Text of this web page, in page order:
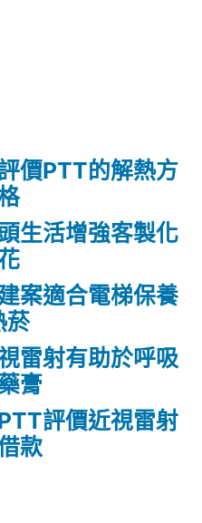
價PTT的解熱方
生活增強客製化
案適合電梯保養
菸
雷射有助於呼吸
膏
評價近視雷射
款